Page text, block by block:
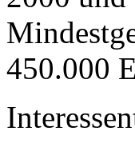
450.000